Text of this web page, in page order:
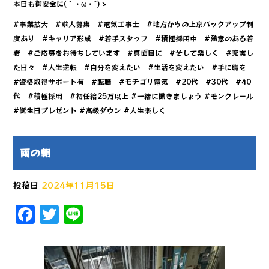
本日も御安全に(｀・ω・´)ゝ
#事業拡大 #求人募集 #電気工事士 #地方からの上京バックアップ制
度あり #キャリア形成 #若手スタッフ #積極採用中 #熱意のある若
者 #ご応募をお待ちしています #真面目に #そして楽しく #充実し
た日々 #人生逆転 #自分を変えたい #生活を変えたい #手に職を
#資格取得サポート有 #転職 #モチゴリ電気 #20代 #30代 #40
代 #積極採用 #初任給25万以上 #一緒に働きましょう #モンクレール
#誕生日プレゼント #高級ダウン #人生楽しく
雨の朝
投稿日 2024年11月15日
F
a
c
T
w
it e